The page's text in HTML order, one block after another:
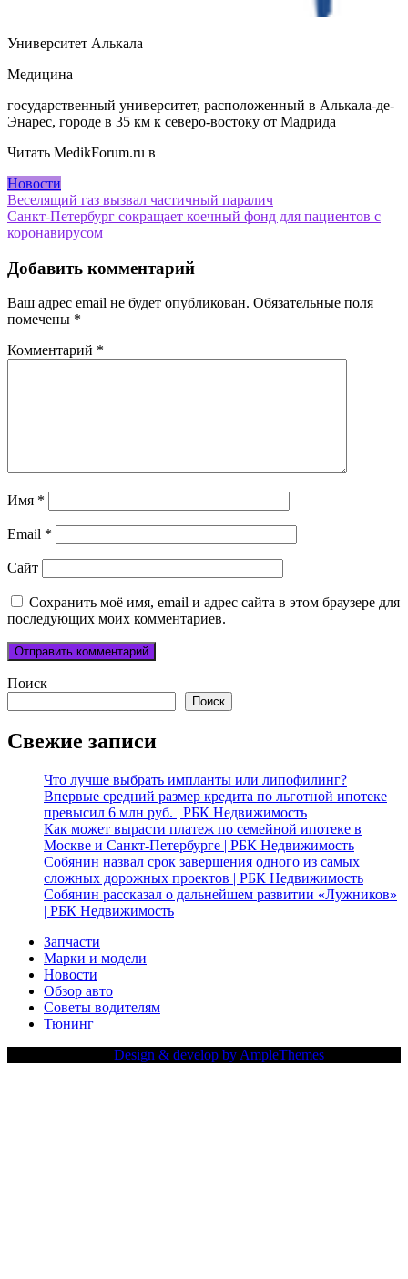
Университет Алькала
Медицина
государственный университет, расположенный в Алькала-де-
Энарес, городе в 35 км к северо-востоку от Мадрида
Читать MedikForum.ru в
Новости
Навигация
по
Веселящий газ вызвал частичный паралич
Санкт-Петербург сокращает коечный фонд для пациентов с
коронавирусом
Добавить комментарий
Ваш адрес email не будет опубликован. Обязательные поля
помечены *
Комментарий *
Имя *
Email *
Сайт
Сохранить моё имя, email и адрес сайта в этом браузере для
последующих моих комментариев.
Поиск
Поиск
Свежие записи
Что лучше выбрать импланты или липофилинг?
Впервые средний размер кредита по льготной ипотеке
превысил 6 млн руб. | РБК Недвижимость
Как может вырасти платеж по семейной ипотеке в
Москве и Санкт-Петербурге | РБК Недвижимость
Собянин назвал срок завершения одного из самых
сложных дорожных проектов | РБК Недвижимость
Собянин рассказал о дальнейшем развитии «Лужников»
| РБК Недвижимость
Запчасти
Марки и модели
Новости
Обзор авто
Советы водителям
Тюнинг
Design & develop by AmpleThemes